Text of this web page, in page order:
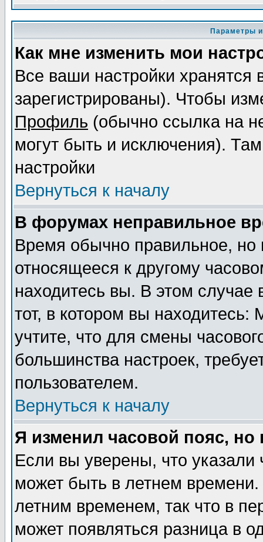
Параметры
Как мне изменить мои
Все ваши настройки
зарегистрированы). Чтобы
Профиль (обычно ссылка на
могут быть и исключения).
настройки
Вернуться к началу
В форумах неправильное
Время обычно правильное,
относящееся к другому
находитесь вы. В этом
тот, в котором вы
учтите, что для смены
большинства настроек,
пользователем.
Вернуться к началу
Я изменил часовой пояс,
Если вы уверены, что указали
может быть в летнем
летним временем, так что в
может появляться разница в